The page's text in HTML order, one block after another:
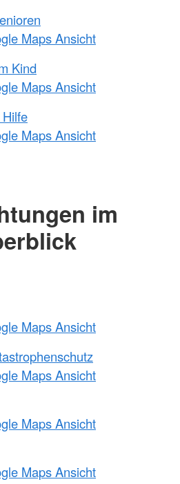
Maps Ansicht
Kind
Maps Ansicht
Maps Ansicht
im
Maps Ansicht
Maps Ansicht
Maps Ansicht
Maps Ansicht